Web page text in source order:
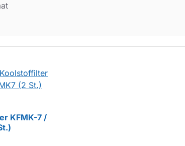
KFMK-7 /